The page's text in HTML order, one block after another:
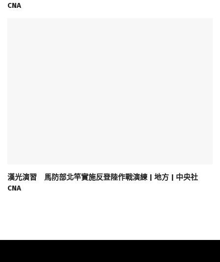
CNA
漢光演習 馬防部北竿實施反登陸作戰演練 | 地方 | 中央社
CNA